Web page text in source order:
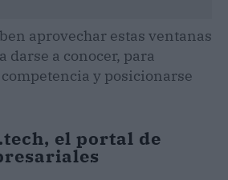
aprovechar estas ventanas
darse a conocer, para
y posicionarse
el portal de